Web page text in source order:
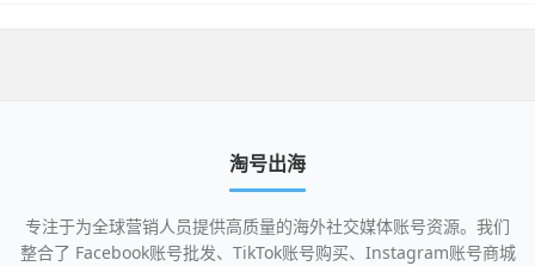
淘号出海
专注于为全球营销人员提供高质量的海外社交媒体账号资源。我们
整合了 Facebook账号批发、TikTok账号购买、Instagram账号商城